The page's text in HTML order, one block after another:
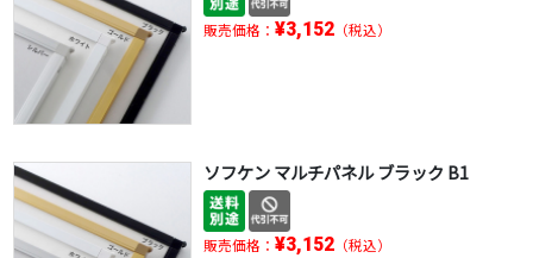
販売価格： ¥3,152（税込）
ソフケン マルチパネル ブラック B1
販売価格： ¥3,152（税込）